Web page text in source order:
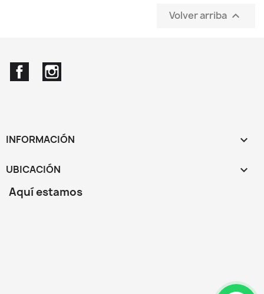
Volver arriba 
Facebook
INFORMACIÓN 
UBICACIÓN keyboard_arrow_down
Aquí estamos